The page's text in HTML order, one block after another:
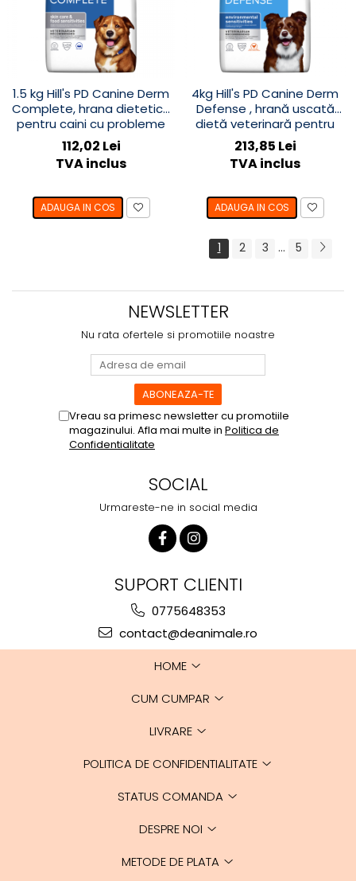
1.5 kg Hill's PD Canine Derm
Complete, hrana dietetica
pentru caini cu probleme
dermatologice
112,02 Lei
TVA inclus
ADAUGA IN COS
4kg Hill's PD Canine Derm
Defense , hrană uscată
dietă veterinară pentru
câini cu probleme
dermatologice
213,85 Lei
TVA inclus
ADAUGA IN COS
1 2 3 ... 5
NEWSLETTER
Nu rata ofertele si promotiile noastre
Vreau sa primesc newsletter cu promotiile
magazinului. Afla mai multe in Politica de
Confidentialitate
SOCIAL
Urmareste-ne in social media
SUPORT CLIENTI
0775648353
contact@deanimale.ro
HOME
CUM CUMPAR
LIVRARE
POLITICA DE CONFIDENTIALITATE
STATUS COMANDA
DESPRE NOI
METODE DE PLATA